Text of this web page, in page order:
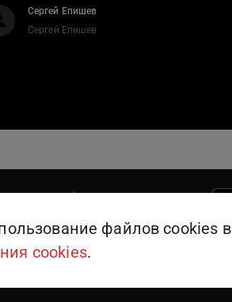
Сергей Епишев
Сергей Епишев
файлов cookies в
cookies.